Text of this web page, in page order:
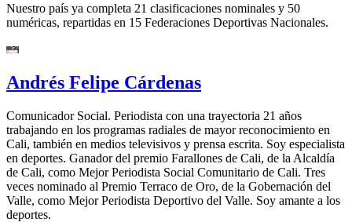
Nuestro país ya completa 21 clasificaciones nominales y 50
numéricas, repartidas en 15 Federaciones Deportivas Nacionales.
Andrés Felipe Cárdenas
Comunicador Social. Periodista con una trayectoria 21 años
trabajando en los programas radiales de mayor reconocimiento en
Cali, también en medios televisivos y prensa escrita. Soy especialista
en deportes. Ganador del premio Farallones de Cali, de la Alcaldía
de Cali, como Mejor Periodista Social Comunitario de Cali. Tres
veces nominado al Premio Terraco de Oro, de la Gobernación del
Valle, como Mejor Periodista Deportivo del Valle. Soy amante a los
deportes.